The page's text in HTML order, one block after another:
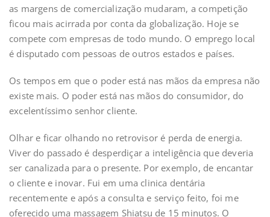
as margens de comercialização mudaram, a competição
ficou mais acirrada por conta da globalização. Hoje se
compete com empresas de todo mundo. O emprego local
é disputado com pessoas de outros estados e países.
Os tempos em que o poder está nas mãos da empresa não
existe mais. O poder está nas mãos do consumidor, do
excelentíssimo senhor cliente.
Olhar e ficar olhando no retrovisor é perda de energia.
Viver do passado é desperdiçar a inteligência que deveria
ser canalizada para o presente. Por exemplo, de encantar
o cliente e inovar. Fui em uma clinica dentária
recentemente e após a consulta e serviço feito, foi me
oferecido uma massagem Shiatsu de 15 minutos. O